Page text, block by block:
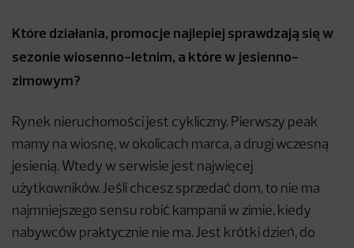
Które działania, promocje najlepiej sprawdzają się w
sezonie wiosenno-letnim, a które w jesienno-
zimowym?
Rynek nieruchomości jest cykliczny. Pierwszy peak
mamy na wiosnę, w okolicach marca, a drugi wczesną
jesienią. Wtedy w serwisie jest najwięcej
użytkowników. Jeśli chcesz sprzedać dom, to nie ma
najmniejszego sensu robić kampanii w zimie, kiedy
nabywców praktycznie nie ma. Jest krótki dzień, do